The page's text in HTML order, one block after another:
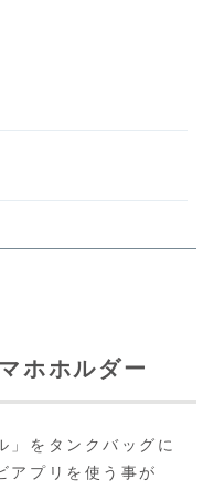
ホホルダー
」をタンクバッグに
アプリを使う事が